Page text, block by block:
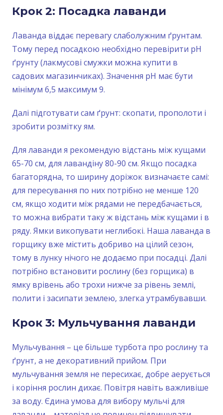
Крок 2: Посадка лаванди
Лаванда віддає перевагу слаболужним ґрунтам.
Тому перед посадкою необхідно перевірити рН
ґрунту (лакмусові смужки можна купити в
садових магазинчиках). Значення рН має бути
мінімум 6,5 максимум 9.
Далі підготувати сам ґрунт: скопати, прополоти і
зробити розмітку ям.
Для лаванди я рекомендую відстань між кущами
65-70 см, для лавандіну 80-90 см. Якщо посадка
багаторядна, то ширину доріжок визначаєте самі:
для пересування по них потрібно не менше 120
см, якщо ходити між рядами не передбачається,
то можна вибрати таку ж відстань між кущами і в
ряду. Ямки викопувати неглибокі. Наша лаванда в
горщику вже містить добриво на цілий сезон,
тому в лунку нічого не додаємо при посадці. Далі
потрібно встановити рослину (без горщика) в
ямку врівень або трохи нижче за рівень землі,
полити і засипати землею, злегка утрамбувавши.
Крок 3: Мульчування лаванди
Мульчування – це більше турбота про рослину та
ґрунт, а не декоративний прийом. При
мульчування земля не пересихає, добре аерується
і коріння рослин дихає. Повітря навіть важливіше
за воду. Єдина умова для вибору мульчі для